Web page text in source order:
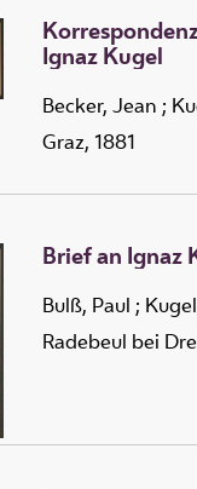
Ignaz Kugel
Becker, Jean ;
Graz, 1881
Brief an Ignaz
Bulß, Paul ;
Radebeul bei